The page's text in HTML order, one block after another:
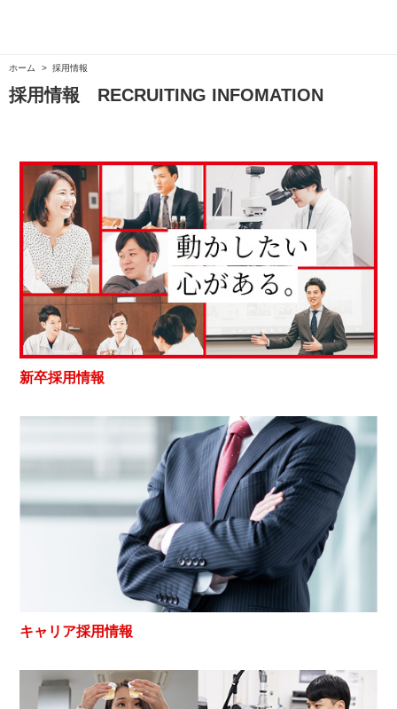
ホーム 採用情報
採用情報 RECRUITING INFOMATION
新卒採用情報
キャリア採用情報